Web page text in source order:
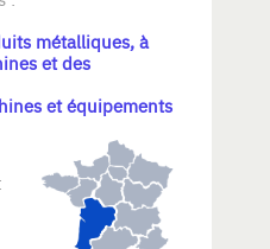
métalliques, à
et des
et équipements